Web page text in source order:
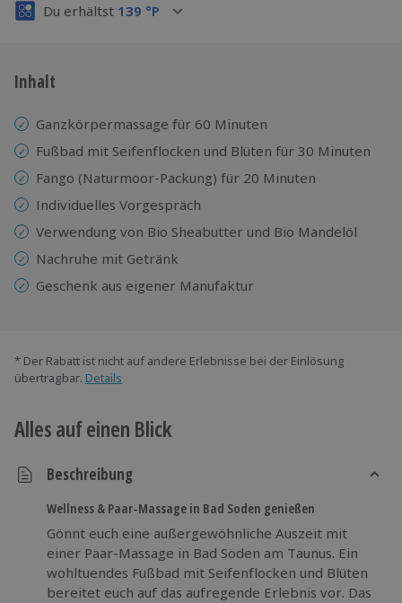
Du erhältst 139 °P
Inhalt
Ganzkörpermassage für 60 Minuten
Fußbad mit Seifenflocken und Blüten für 30 Minuten
Fango (Naturmoor-Packung) für 20 Minuten
Individuelles Vorgespräch
Verwendung von Bio Sheabutter und Bio Mandelöl
Nachruhe mit Getränk
Geschenk aus eigener Manufaktur
* Der Rabatt ist nicht auf andere Erlebnisse bei der Einlösung
übertragbar. Details
Alles auf einen Blick
Beschreibung
Wellness & Paar-Massage in Bad Soden genießen
Gönnt euch eine außergewöhnliche Auszeit mit
einer Paar-Massage in Bad Soden am Taunus. Ein
wohltuendes Fußbad mit Seifenflocken und Blüten
bereitet euch auf das aufregende Erlebnis vor. Das